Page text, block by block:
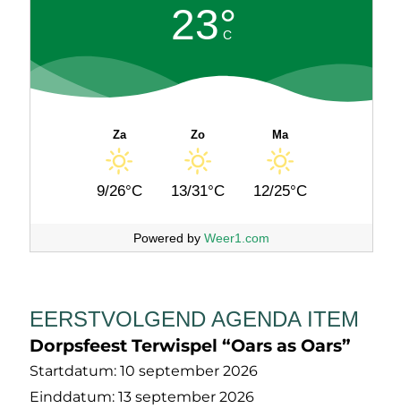
23°
C
Za
9/26°C
Zo
13/31°C
Ma
12/25°C
Powered by Weer1.com
EERSTVOLGEND AGENDA ITEM
Dorpsfeest Terwispel “Oars as Oars”
Startdatum: 10 september 2026
Einddatum: 13 september 2026